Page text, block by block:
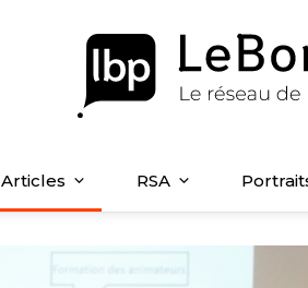
Articles RSA